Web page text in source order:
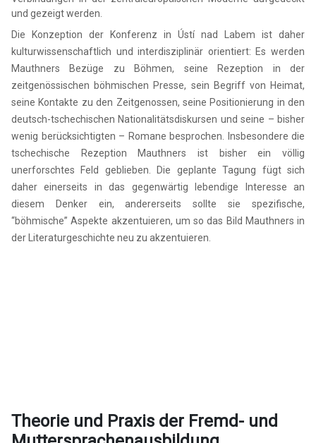
und gezeigt werden.
Die Konzeption der Konferenz in Ústí nad Labem ist daher
kulturwissenschaftlich und interdisziplinär orientiert: Es werden
Mauthners Bezüge zu Böhmen, seine Rezeption in der
zeitgenössischen böhmischen Presse, sein Begriff von Heimat,
seine Kontakte zu den Zeitgenossen, seine Positionierung in den
deutsch-tschechischen Nationalitätsdiskursen und seine – bisher
wenig berücksichtigten – Romane besprochen. Insbesondere die
tschechische Rezeption Mauthners ist bisher ein völlig
unerforschtes Feld geblieben. Die geplante Tagung fügt sich
daher einerseits in das gegenwärtig lebendige Interesse an
diesem Denker ein, andererseits sollte sie spezifische,
“böhmische” Aspekte akzentuieren, um so das Bild Mauthners in
der Literaturgeschichte neu zu akzentuieren.
Theorie und Praxis der Fremd- und